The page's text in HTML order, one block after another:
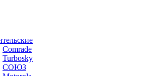
Comrade
Turbosky
СОЮЗ